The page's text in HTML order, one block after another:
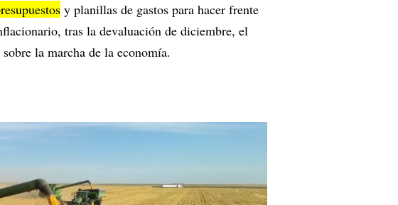
y planillas de gastos para hacer frente
tras la devaluación de diciembre, el
la marcha de la economía.